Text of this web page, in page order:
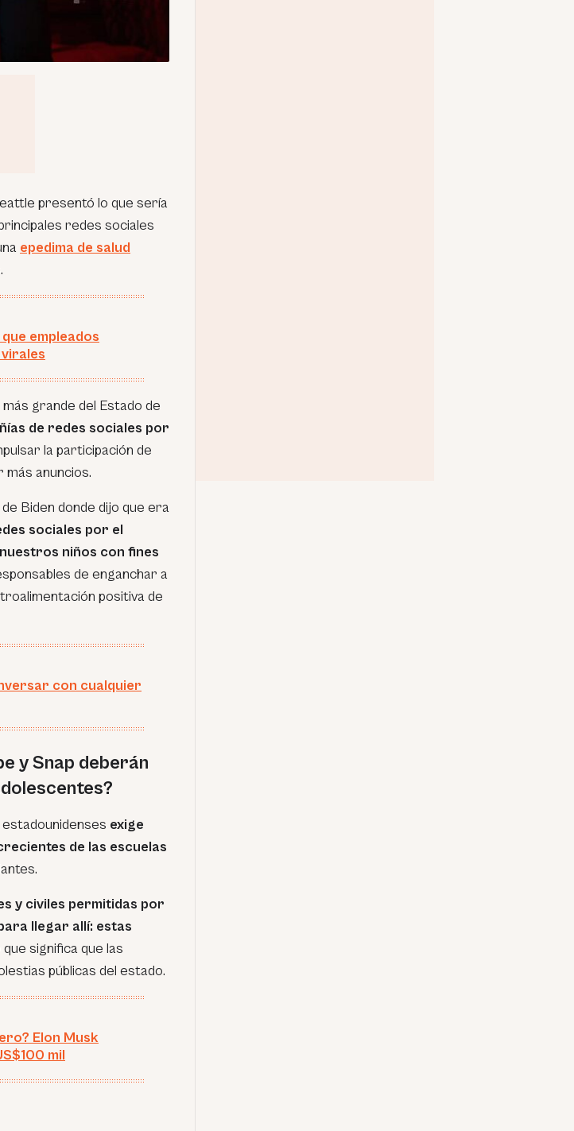
presentó lo que sería
redes sociales
epedima de salud
empleados
grande del Estado de
de redes sociales por
la participación de
anuncios.
Biden donde dijo que era
sociales por el
niños con fines
de enganchar a
positiva de
con cualquier
y Snap deberán
exige
de las escuelas
y civiles permitidas por
llegar allí: estas
que significa que las
públicas del estado.
Elon Musk
mil